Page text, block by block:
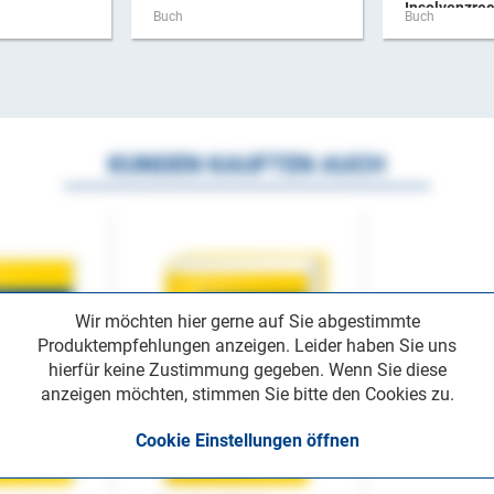
Buch Buch
Wir möchten hier gerne auf Sie abgestimmte
Produktempfehlungen anzeigen. Leider haben Sie uns
hierfür keine Zustimmung gegeben. Wenn Sie diese
anzeigen möchten, stimmen Sie bitte den Cookies zu.
Cookie Einstellungen öffnen
KUNDEN KAUFTEN AUCH